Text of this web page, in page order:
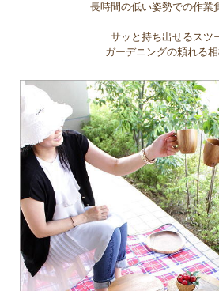
長時間の低い姿勢での作業
サッと持ち出せるスツ
ガーデニングの頼れる